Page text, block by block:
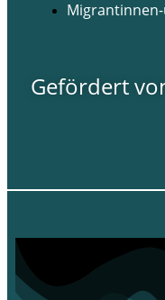
Gefördert